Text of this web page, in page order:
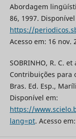
Abordagem
86, 1997.
https://
Acesso em: 16 nov.
SOBRINHO, R. C.
Contribuições para
Bras. Ed. Esp.,
Disponível em:
https://
lang=pt. Acesso